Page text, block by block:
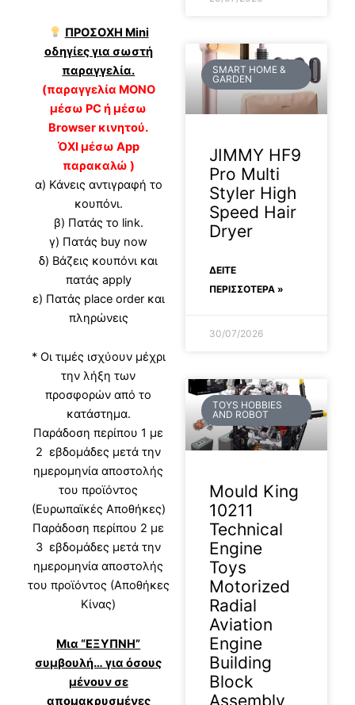
ΠΡΟΣΟΧΗ Mini
οδηγίες για σωστή
παραγγελία.
(παραγγελία ΜΟΝΟ
μέσω PC ή μέσω
Browser κινητού.
ΌΧΙ μέσω App
παρακαλώ )
α) Κάνεις αντιγραφή το
κουπόνι.
β) Πατάς το link.
γ) Πατάς buy now
δ) Βάζεις κουπόνι και
πατάς apply
ε) Πατάς place order και
πληρώνεις
* Οι τιμές ισχύουν μέχρι
την λήξη των
προσφορών από το
κατάστημα.
Παράδοση περίπου 1 με
2 εβδομάδες μετά την
ημερομηνία αποστολής
του προϊόντος
(Ευρωπαϊκές Αποθήκες)
Παράδοση περίπου 2 με
3 εβδομάδες μετά την
ημερομηνία αποστολής
του προϊόντος (Αποθήκες
Κίνας)
Μια “ΕΞΥΠΝΗ”
συμβουλή… για όσους
μένουν σε
απομακρυσμένες
SMART HOME &
GARDEN
JIMMY HF9
Pro Multi
Styler High
Speed Hair
Dryer
ΔΕΊΤΕ
ΠΕΡΙΣΣΟΤΕΡΑ »
30/07/2026
TOYS HOBBIES
AND ROBOT
Mould King
10211
Technical
Engine
Toys
Motorized
Radial
Aviation
Engine
Building
Block
Assembly